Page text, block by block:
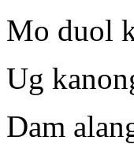
Mo duol
Ug
Dam